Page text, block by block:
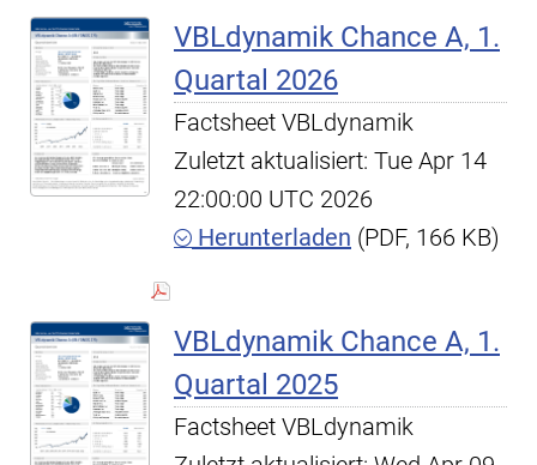
VBLdynamik Chance A, 1.
Quartal 2026
Factsheet VBLdynamik
Zuletzt aktualisiert: Tue Apr 14
22:00:00 UTC 2026
Herunterladen (PDF, 166 KB)
VBLdynamik Chance A, 1.
Quartal 2025
Factsheet VBLdynamik